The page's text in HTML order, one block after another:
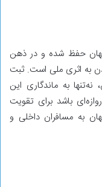
حفظ شده و در ذهن
به اثری ملی است. ثبت
به ماندگاری این
باشد برای تقویت
به مسافران داخلی و